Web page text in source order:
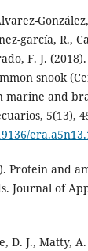
garcía, R.,
F. J.
snook
and
5(13),
Protein and
Journal of
D. J., Matty,